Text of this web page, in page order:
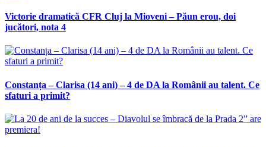
Victorie dramatică CFR Cluj la Mioveni – Păun erou, doi
jucători, nota 4
Constanța – Clarisa (14 ani) – 4 de DA la Românii au talent. Ce
sfaturi a primit?